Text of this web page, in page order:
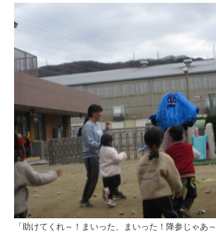
「助けてくれ～！まいった、まいった！降参じゃあ～